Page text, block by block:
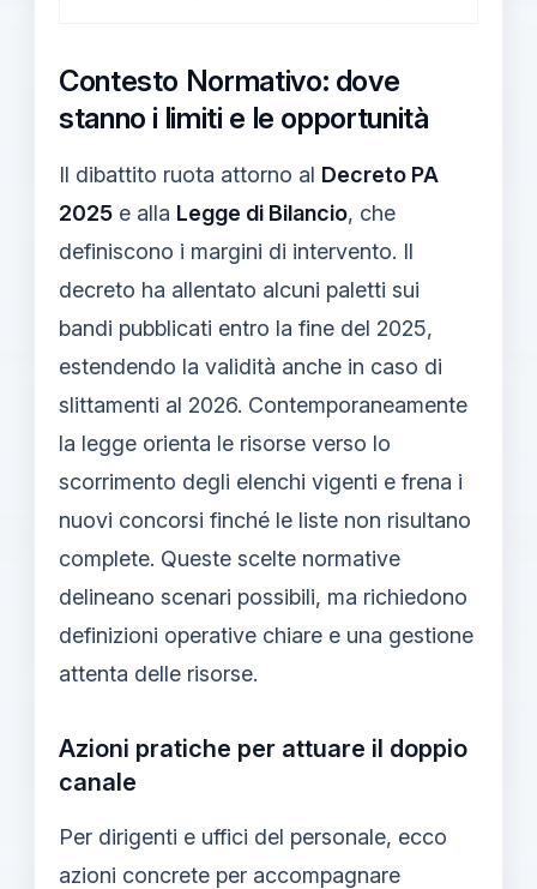
Contesto Normativo: dove
stanno i limiti e le opportunità
Il dibattito ruota attorno al Decreto PA
2025 e alla Legge di Bilancio, che
definiscono i margini di intervento. Il
decreto ha allentato alcuni paletti sui
bandi pubblicati entro la fine del 2025,
estendendo la validità anche in caso di
slittamenti al 2026. Contemporaneamente
la legge orienta le risorse verso lo
scorrimento degli elenchi vigenti e frena i
nuovi concorsi finché le liste non risultano
complete. Queste scelte normative
delineano scenari possibili, ma richiedono
definizioni operative chiare e una gestione
attenta delle risorse.
Azioni pratiche per attuare il doppio
canale
Per dirigenti e uffici del personale, ecco
azioni concrete per accompagnare